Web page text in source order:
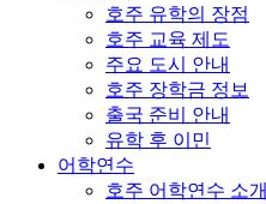
호주 유학의 장점
호주 교육 제도
주요 도시 안내
호주 장학금 정보
출국 준비 안내
유학 후 이민
어학연수
호주 어학연수 소개